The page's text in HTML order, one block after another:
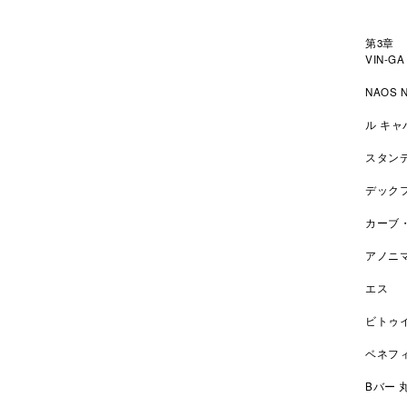
第3章
VIN-
NAOS
ル キ
スタン
デック
カーブ
アノ
エス
ビト
ベネフ
Bバー